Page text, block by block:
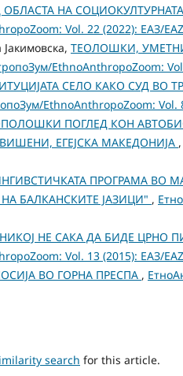
ОБЛАСТА НА
Vol. 22 (2022): ЕАЗ/EAZ
ТЕОЛОШКИ,
EthnoAnthropoZoom:
СЕЛО КАКО СУД ВО
EthnoAnthropoZoom: Vol.
ПОГЛЕД КОН
ВИШЕНИ, ЕГЕЈСКА МАКЕДОНИЈА ,
ПРОГРАМА ВО
БАЛКАНСКИТЕ ЈАЗИЦИ" ,
НИКОЈ НЕ САКА ДА БИДЕ ЦРНО
Vol. 13 (2015): ЕАЗ/EAZ
ВО ГОРНА ПРЕСПА ,
search for this article.